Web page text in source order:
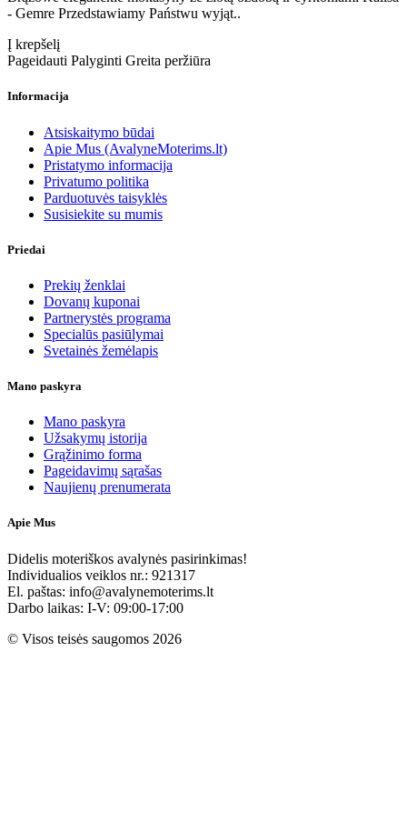
- Gemre Przedstawiamy Państwu wyjąt..
Į krepšelį
Pageidauti Palyginti Greita peržiūra
Informacija
Atsiskaitymo būdai
Apie Mus (AvalyneMoterims.lt)
Pristatymo informacija
Privatumo politika
Parduotuvės taisyklės
Susisiekite su mumis
Priedai
Prekių ženklai
Dovanų kuponai
Partnerystės programa
Specialūs pasiūlymai
Svetainės žemėlapis
Mano paskyra
Mano paskyra
Užsakymų istorija
Grąžinimo forma
Pageidavimų sąrašas
Naujienų prenumerata
Apie Mus
Didelis moteriškos avalynės pasirinkimas!
Individualios veiklos nr.: 921317
El. paštas: info@avalynemoterims.lt
Darbo laikas: I-V: 09:00-17:00
© Visos teisės saugomos 2026